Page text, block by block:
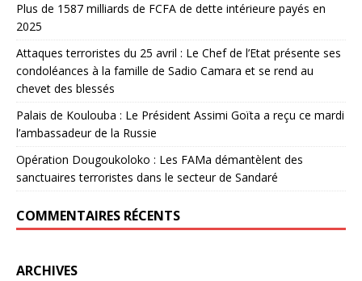
Plus de 1587 milliards de FCFA de dette intérieure payés en
2025
Attaques terroristes du 25 avril : Le Chef de l’Etat présente ses
condoléances à la famille de Sadio Camara et se rend au
chevet des blessés
Palais de Koulouba : Le Président Assimi Goïta a reçu ce mardi
l’ambassadeur de la Russie
Opération Dougoukoloko : Les FAMa démantèlent des
sanctuaires terroristes dans le secteur de Sandaré
COMMENTAIRES RÉCENTS
ARCHIVES